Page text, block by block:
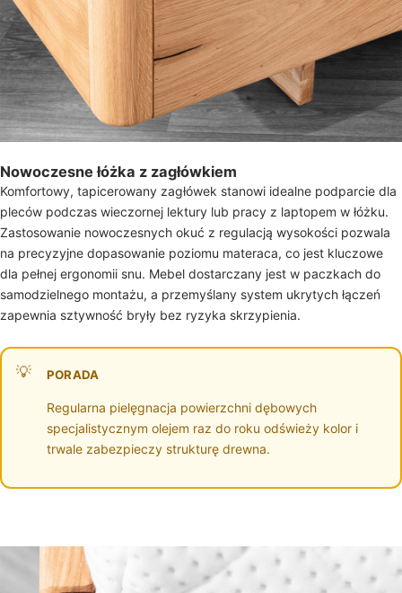
Nowoczesne łóżka z zagłówkiem
Komfortowy, tapicerowany zagłówek stanowi idealne podparcie dla
pleców podczas wieczornej lektury lub pracy z laptopem w łóżku.
Zastosowanie nowoczesnych okuć z regulacją wysokości pozwala
na precyzyjne dopasowanie poziomu materaca, co jest kluczowe
dla pełnej ergonomii snu. Mebel dostarczany jest w paczkach do
samodzielnego montażu, a przemyślany system ukrytych łączeń
zapewnia sztywność bryły bez ryzyka skrzypienia.
PORADA
Regularna pielęgnacja powierzchni dębowych
specjalistycznym olejem raz do roku odświeży kolor i
trwale zabezpieczy strukturę drewna.